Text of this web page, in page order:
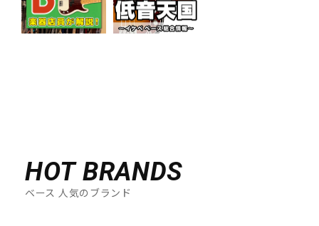
HOT BRANDS
ベース 人気のブランド